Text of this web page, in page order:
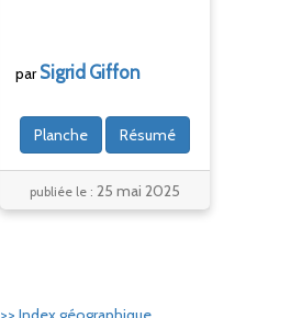
parSigrid Giffon
Planche Résumé
publiée le :25 mai 2025